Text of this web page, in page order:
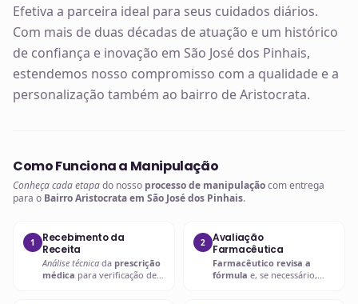
Efetiva a parceira ideal para seus cuidados diários.
Com mais de duas décadas de atuação e um histórico
de confiança e inovação em São José dos Pinhais,
estendemos nosso compromisso com a qualidade e a
personalização também ao bairro de Aristocrata.
Como Funciona a Manipulação
Conheça cada etapado nosso processo de manipulaçãocom entrega
para o Bairro Aristocrata em São José dos Pinhais.
1
Recebimento da
Receita
Análise técnica da prescrição
médica para verificação de
2
Avaliação
Farmacêutica
Farmacêutico revisa a
fórmula e, se necessário,